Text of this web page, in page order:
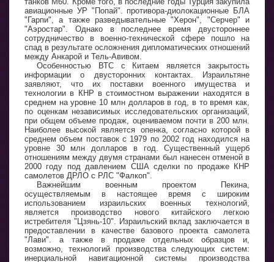
авиационные УР "Попай". противора-диолокационные БЛА
"Гарпи", а также разведывательные "Херон", "Серчер" и
"Аэростар". Однако в последнее время двустороннее
сотрудничество в военно-технической сфере пошло на
спад в результате осложнения дипломатических отношений
между Анкарой и Тель-Авивом.
Особенностью ВТС с Китаем является закрытость
информации о двусторонних контактах. Израильтяне
заявляют, что их поставки военного имущества и
технологии в КНР в стоимостном выражении находятся в
среднем на уровне 10 млн долларов в год, в то время как,
по оценкам независимых исследовательских организаций,
при общем объеме продаж, оцениваемом почти в 200 млн.
Наиболее высокой является опенка, согласно которой в
среднем объем поставок с 1979 по 2002 год находился на
уровне 30 млн долларов в год. Существенный ущерб
отношениям между двумя странами был нанесен отменой в
2000 году под давлением США сделки по продаже КНР
самолетов ДРЛО с РЛС "Фалкоп".
Важнейшим военным проектом Пекина,
осуществляемым в настоящее время с широким
использованием израильских военных технологий,
является производство нового китайского легкою
истребителя "Цзянь-10". Израильский вклад заключается в
предоставлении в качестве базового проекта самолета
"Лави". а также в продаже отдельных образцов и,
возможно, технологий производства следующих систем:
инерциальной навигационной системы производства